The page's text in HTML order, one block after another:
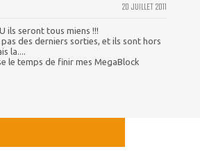
20 JUILLET 2011
ils seront tous miens !!!
des derniers sorties, et ils sont hors
la....
le temps de finir mes MegaBlock